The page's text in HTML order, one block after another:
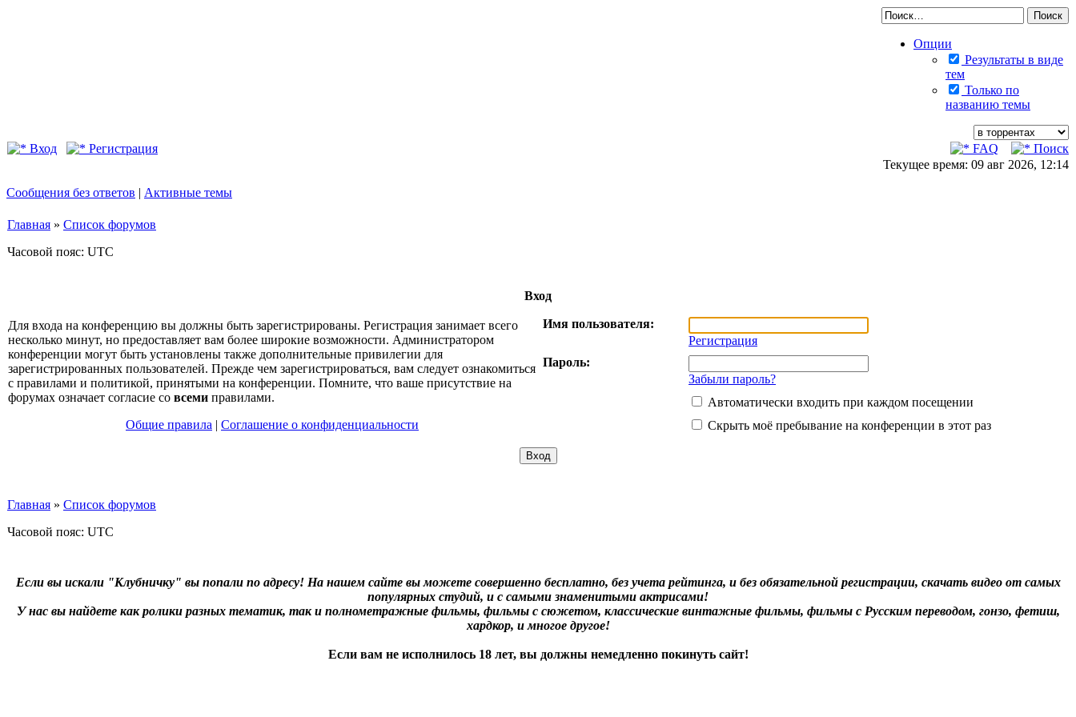
Опции
Результаты в виде
тем
Только по
названию темы
Вход Регистрация FAQ
Поиск
Текущее время: 09 авг 2026, 12:14
Сообщения без ответов | Активные темы
Главная » Список форумов
Часовой пояс: UTC
Вход
Для входа на конференцию вы должны быть зарегистрированы. Регистрация занимает всего
несколько минут, но предоставляет вам более широкие возможности. Администратором
конференции могут быть установлены также дополнительные привилегии для
зарегистрированных пользователей. Прежде чем зарегистрироваться, вам следует ознакомиться
с правилами и политикой, принятыми на конференции. Помните, что ваше присутствие на
форумах означает согласие со всеми правилами.
Общие правила | Соглашение о конфиденциальности
Имя пользователя:
Регистрация
Пароль:
Забыли пароль?
Автоматически входить при каждом посещении
Скрыть моё пребывание на конференции в этот раз
Главная » Список форумов
Часовой пояс: UTC
Если вы искали "Клубничку" вы попали по адресу! На нашем сайте вы можете совершенно бесплатно, без учета рейтинга, и без обязательной регистрации, скачать видео от самых
популярных студий, и с самыми знаменитыми актрисами!
У нас вы найдете как ролики разных тематик, так и полнометражные фильмы, фильмы с сюжетом, классические винтажные фильмы, фильмы с Русским переводом, гонзо, фетиш,
хардкор, и многое другое!
Если вам не исполнилось 18 лет, вы должны немедленно покинуть сайт!